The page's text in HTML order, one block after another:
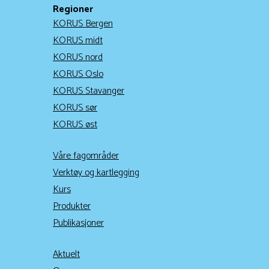
Regioner
KORUS Bergen
KORUS midt
KORUS nord
KORUS Oslo
KORUS Stavanger
KORUS sør
KORUS øst
Våre fagområder
Verktøy og kartlegging
Kurs
Produkter
Publikasjoner
Aktuelt